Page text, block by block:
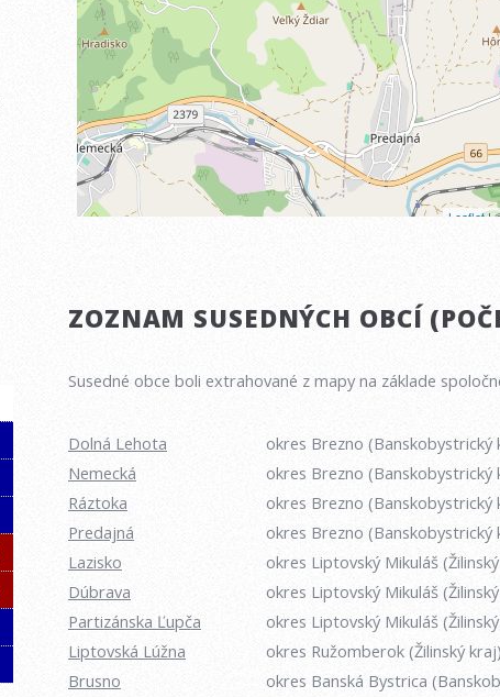
ZOZNAM SUSEDNÝCH OBCÍ
Susedné obce boli extrahované z mapy na základe
Dolná Lehota
okres Brezno (Banskobystrický
Nemecká
okres Brezno (Banskobystrický
Ráztoka
okres Brezno (Banskobystrický
Predajná
okres Brezno (Banskobystrický
Lazisko
okres Liptovský Mikuláš
Dúbrava
okres Liptovský Mikuláš
Partizánska Ľupča
okres Liptovský Mikuláš
Liptovská Lúžna
okres Ružomberok (Žilinský kraj)
Brusno
okres Banská Bystrica